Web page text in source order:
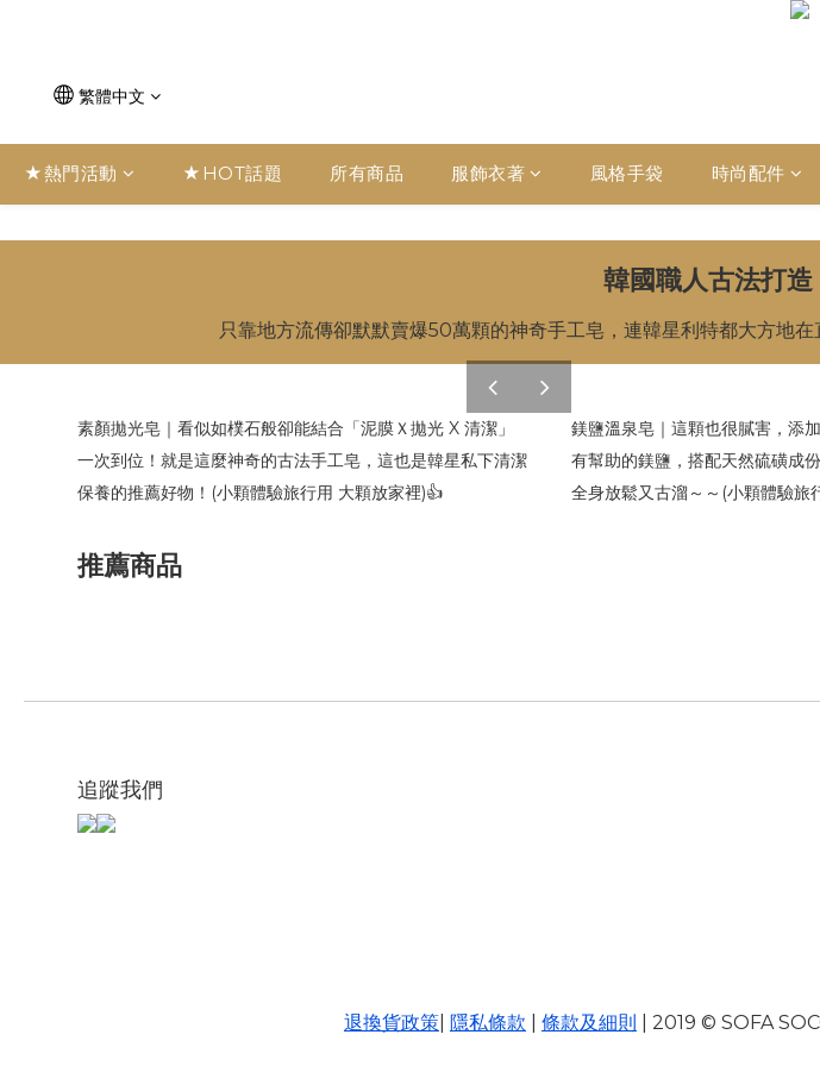
繁體中文
★熱門活動 ★HOT話題 所有商品 服飾衣著 風格手袋 時尚配件
韓國職人古法打
只靠地方流傳卻默默賣爆50萬顆的神奇手工皂，連韓星利特都大方地
pre
v
nex
t
素顏拋光皂｜看似如樸石般卻能結合「泥膜Ｘ拋光 X 清潔」
一次到位！就是這麼神奇的古法手工皂，這也是韓星私下清潔
保養的推薦好物！(小顆體驗旅行用 大顆放家裡)👍
鎂鹽溫泉皂｜這顆也很膩害，添
有幫助的鎂鹽，搭配天然硫磺成
全身放鬆又古溜～～(小顆體驗旅
推薦商品
追蹤我們
退換貨政策 隱私條款 條款及細則 | 2019 © SOFA